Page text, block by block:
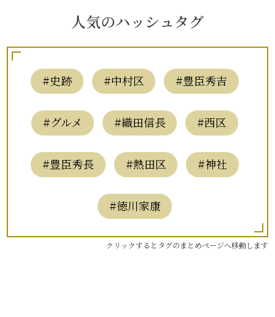
人気のハッシュタグ
#史跡 #中村区 #豊臣秀吉
#グルメ #織田信長 #西区
#豊臣秀長 #熱田区 #神社
#徳川家康
クリックするとタグのまとめページへ移動します